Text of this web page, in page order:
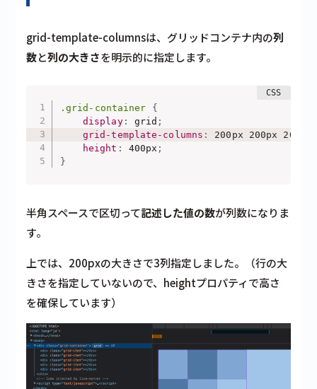
grid-template-columnsは、グリッドコンテナ内の列
数と列の大きさを明示的に指定します。
.grid-container
{
display: grid ;
grid-template-columns : 200px 200px 200px
height : 400px ;
}
半角スペースで区切って記述した値の数が列数になりま
す。
上では、200pxの大きさで3列指定しました。（行の大
きさを指定していないので、heightプロパティで高さ
を確保しています）